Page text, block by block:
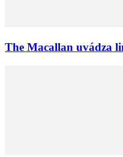
The Macallan uvádza